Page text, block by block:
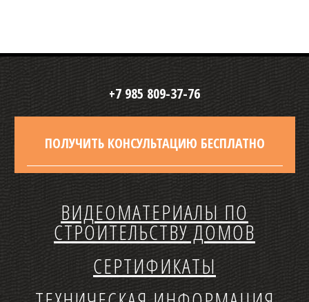
+7 985 809-37-76
ПОЛУЧИТЬ КОНСУЛЬТАЦИЮ БЕСПЛАТНО
ВИДЕОМАТЕРИАЛЫ ПО
СТРОИТЕЛЬСТВУ ДОМОВ
СЕРТИФИКАТЫ